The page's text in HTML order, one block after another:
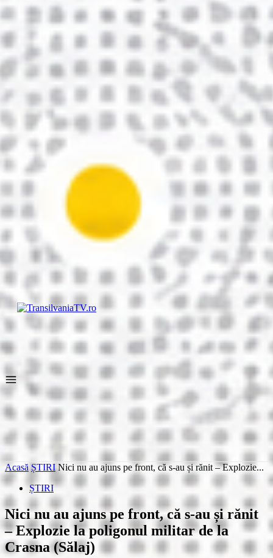
Acasă ȘTIRI Nici nu au ajuns pe front, că s-au și rănit – Explozie...
ȘTIRI
Nici nu au ajuns pe front, că s-au și rănit
– Explozie la poligonul militar de la
Crasna (Sălaj)